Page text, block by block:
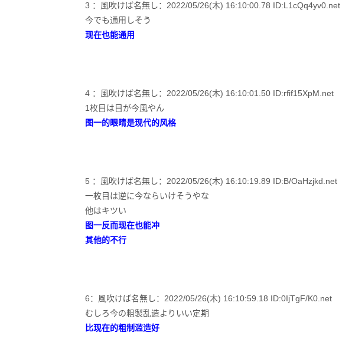
3 ：風吹けば名無し：2022/05/26(木) 16:10:00.78 ID:L1cQq4yv0.net
今でも通用しそう
现在也能通用
4 ：風吹けば名無し：2022/05/26(木) 16:10:01.50 ID:rfif15XpM.net
1枚目は目が今風やん
图一的眼睛是现代的风格
5 ：風吹けば名無し：2022/05/26(木) 16:10:19.89 ID:B/OaHzjkd.net
一枚目は逆に今ならいけそうやな
他はキツい
图一反而现在也能冲
其他的不行
6：風吹けば名無し：2022/05/26(木) 16:10:59.18 ID:0IjTgF/K0.net
むしろ今の粗製乱造よりいい定期
比现在的粗制滥造好